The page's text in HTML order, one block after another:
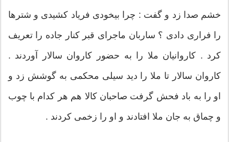
خشم صدا زد و گفت : چرا بیخودی فریاد کشیدی و شترها
را فراری دادی ؟ ساربان ماجرای قبر کنار جاده را تعریف
کرد . کاروانیان ملا را به حضور کاروان سالار آوردند .
کاروان سالار تا ملا را دید سیلی محکمی به گوشش زد و
او را به باد فحش گرفت صاحبان کالا هم هر کدام با چوب
و چماق به جان ملا افتادند و او را زخمی کردند .